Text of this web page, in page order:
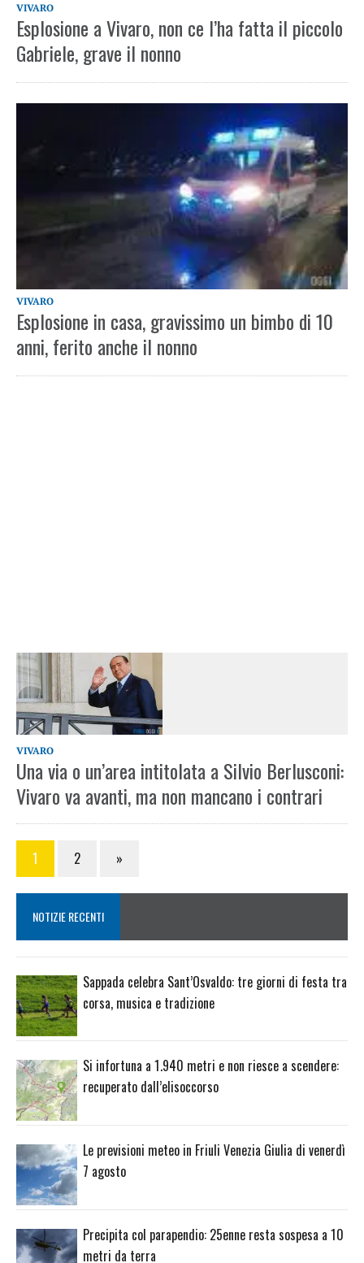
VIVARO
Esplosione a Vivaro, non ce l’ha fatta il piccolo
Gabriele, grave il nonno
VIVARO
Esplosione in casa, gravissimo un bimbo di 10
anni, ferito anche il nonno
VIVARO
Una via o un’area intitolata a Silvio Berlusconi:
Vivaro va avanti, ma non mancano i contrari
1 2 »
NOTIZIE RECENTI
Sappada celebra Sant’Osvaldo: tre giorni di festa tra
corsa, musica e tradizione
Si infortuna a 1.940 metri e non riesce a scendere:
recuperato dall’elisoccorso
Le previsioni meteo in Friuli Venezia Giulia di venerdì
7 agosto
Precipita col parapendio: 25enne resta sospesa a 10
metri da terra